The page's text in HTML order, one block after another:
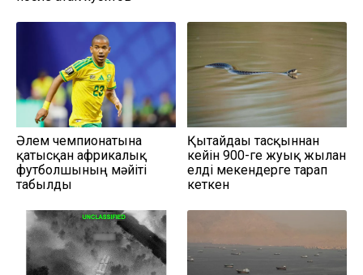
Әлем чемпионатына
қатысқан африкалық
футболшының мәйіті
табылды
Қытайдағы тасқыннан
кейін 900-ге жуық жылан
елді мекендерге тарап
кеткен